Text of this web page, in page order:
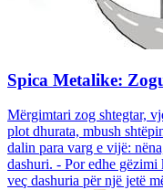
Spica Metalike:
Mërgimtari zog shtegtar,
plot dhurata, mbush
dalin para varg e vijë:
dashuri. - Por edhe
veç dashuria për një jetë